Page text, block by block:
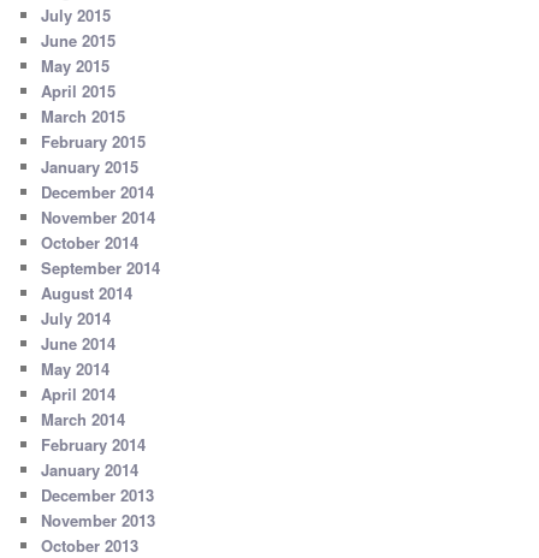
July 2015
June 2015
May 2015
April 2015
March 2015
February 2015
January 2015
December 2014
November 2014
October 2014
September 2014
August 2014
July 2014
June 2014
May 2014
April 2014
March 2014
February 2014
January 2014
December 2013
November 2013
October 2013